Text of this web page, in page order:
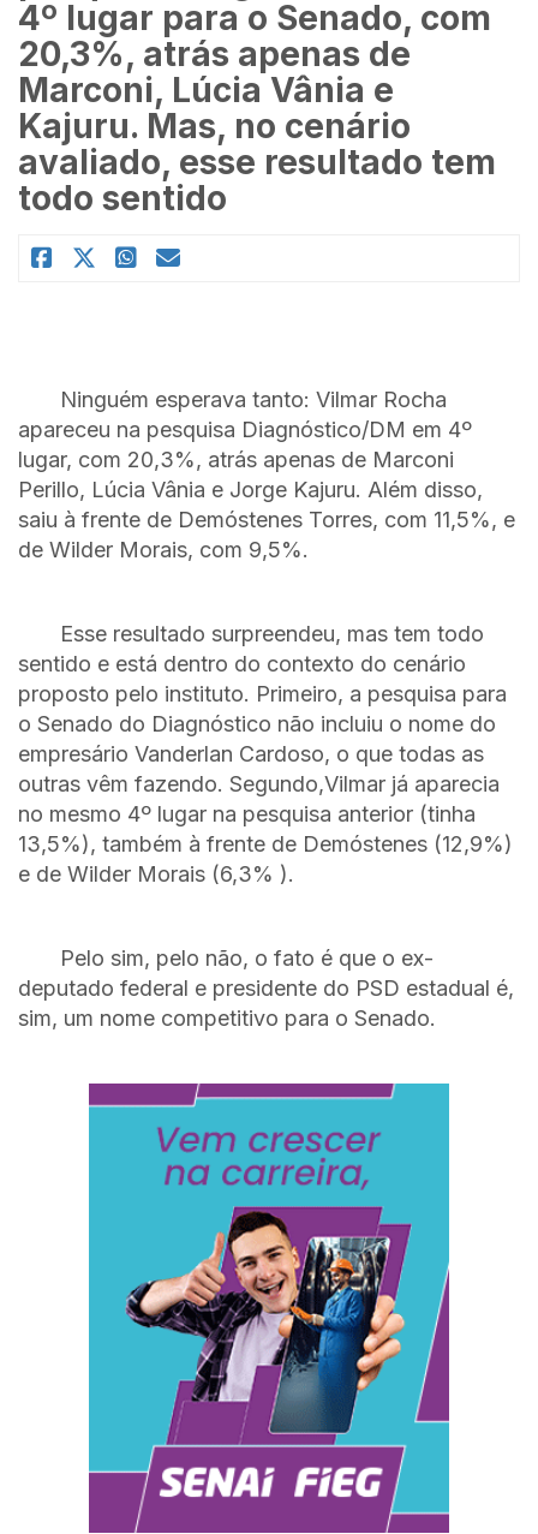
4º lugar para o Senado, com
20,3%, atrás apenas de
Marconi, Lúcia Vânia e
Kajuru. Mas, no cenário
avaliado, esse resultado tem
todo sentido
Ninguém esperava tanto: Vilmar Rocha
apareceu na pesquisa Diagnóstico/DM em 4º
lugar, com 20,3%, atrás apenas de Marconi
Perillo, Lúcia Vânia e Jorge Kajuru. Além disso,
saiu à frente de Demóstenes Torres, com 11,5%, e
de Wilder Morais, com 9,5%.
Esse resultado surpreendeu, mas tem todo
sentido e está dentro do contexto do cenário
proposto pelo instituto. Primeiro, a pesquisa para
o Senado do Diagnóstico não incluiu o nome do
empresário Vanderlan Cardoso, o que todas as
outras vêm fazendo. Segundo,Vilmar já aparecia
no mesmo 4º lugar na pesquisa anterior (tinha
13,5%), também à frente de Demóstenes (12,9%)
e de Wilder Morais (6,3% ).
Pelo sim, pelo não, o fato é que o ex-
deputado federal e presidente do PSD estadual é,
sim, um nome competitivo para o Senado.